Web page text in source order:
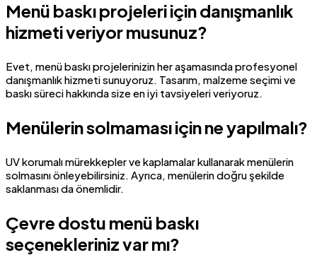
Menü baskı projeleri için danışmanlık
hizmeti veriyor musunuz?
Evet, menü baskı projelerinizin her aşamasında profesyonel
danışmanlık hizmeti sunuyoruz. Tasarım, malzeme seçimi ve
baskı süreci hakkında size en iyi tavsiyeleri veriyoruz.
Menülerin solmaması için ne yapılmalı?
UV korumalı mürekkepler ve kaplamalar kullanarak menülerin
solmasını önleyebilirsiniz. Ayrıca, menülerin doğru şekilde
saklanması da önemlidir.
Çevre dostu menü baskı
seçenekleriniz var mı?